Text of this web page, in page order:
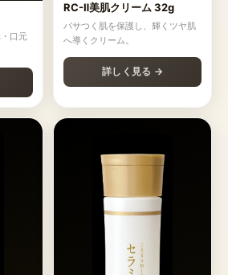
口元
RC-Ⅱ美肌クリーム 32g
パサつく肌を保護し、輝くツヤ肌
へ導くクリーム。
詳しく見る →